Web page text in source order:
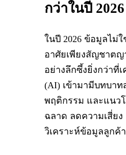
กว่าในปี 2026
ในปี 2026 ข้อมูลไม่
อาศัยเพียงสัญชาต
อย่างลึกซึ้งยิ่งกว่าที่
(AI) เข้ามามีบทบา
พฤติกรรม และแนว
ฉลาด ลดความเสี่ย
วิเคราะห์ข้อมูลลูกค้